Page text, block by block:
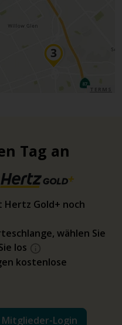
Tag an
Hertz Gold+ noch
wählen Sie
los
kostenlose
Mitglieder-Login